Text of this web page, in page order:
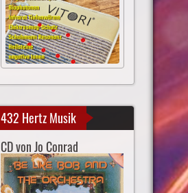
432 Hertz Musik
CD von Jo Conrad